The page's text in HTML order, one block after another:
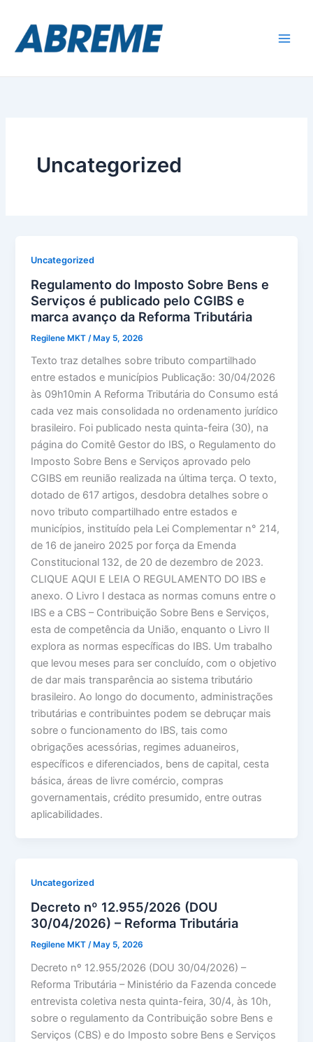
content
Uncategorized
Uncategorized
Regulamento do Imposto Sobre Bens e
Serviços é publicado pelo CGIBS e
marca avanço da Reforma Tributária
Regilene MKT /May 5, 2026
Texto traz detalhes sobre tributo compartilhado
entre estados e municípios Publicação: 30/04/2026
às 09h10min A Reforma Tributária do Consumo está
cada vez mais consolidada no ordenamento jurídico
brasileiro. Foi publicado nesta quinta-feira (30), na
página do Comitê Gestor do IBS, o Regulamento do
Imposto Sobre Bens e Serviços aprovado pelo
CGIBS em reunião realizada na última terça. O texto,
dotado de 617 artigos, desdobra detalhes sobre o
novo tributo compartilhado entre estados e
municípios, instituído pela Lei Complementar n° 214,
de 16 de janeiro 2025 por força da Emenda
Constitucional 132, de 20 de dezembro de 2023.
CLIQUE AQUI E LEIA O REGULAMENTO DO IBS e
anexo. O Livro I destaca as normas comuns entre o
IBS e a CBS – Contribuição Sobre Bens e Serviços,
esta de competência da União, enquanto o Livro II
explora as normas específicas do IBS. Um trabalho
que levou meses para ser concluído, com o objetivo
de dar mais transparência ao sistema tributário
brasileiro. Ao longo do documento, administrações
tributárias e contribuintes podem se debruçar mais
sobre o funcionamento do IBS, tais como
obrigações acessórias, regimes aduaneiros,
específicos e diferenciados, bens de capital, cesta
básica, áreas de livre comércio, compras
governamentais, crédito presumido, entre outras
aplicabilidades.
Uncategorized
Decreto nº 12.955/2026 (DOU
30/04/2026) – Reforma Tributária
Regilene MKT/ May 5, 2026
Decreto nº 12.955/2026 (DOU 30/04/2026) –
Reforma Tributária – Ministério da Fazenda concede
entrevista coletiva nesta quinta-feira, 30/4, às 10h,
sobre o regulamento da Contribuição sobre Bens e
Serviços (CBS) e do Imposto sobre Bens e Serviços